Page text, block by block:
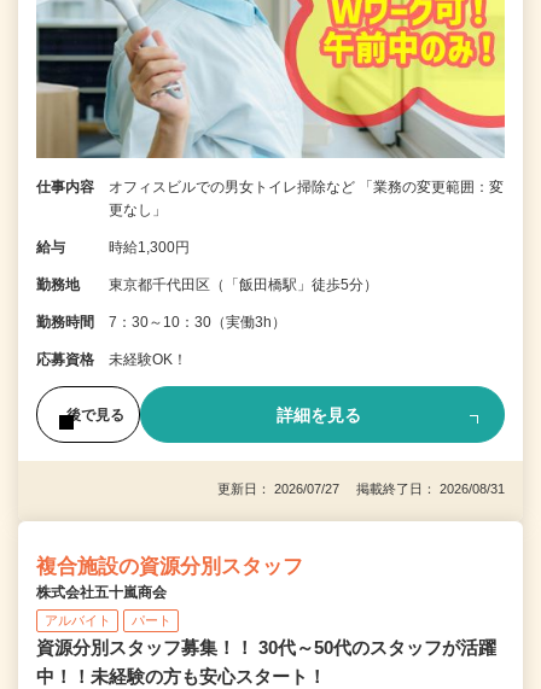
仕事内容
オフィスビルでの男女トイレ掃除など 「業務の変更範囲：変
更なし」
給与 時給1,300円
勤務地 東京都千代田区（「飯田橋駅」徒歩5分）
勤務時間 7：30～10：30（実働3h）
応募資格 未経験OK！
後で見る 詳細を見る
更新日： 2026/07/27 掲載終了日： 2026/08/31
複合施設の資源分別スタッフ
株式会社五十嵐商会
アルバイト パート
資源分別スタッフ募集！！ 30代～50代のスタッフが活躍
中！！未経験の方も安心スタート！